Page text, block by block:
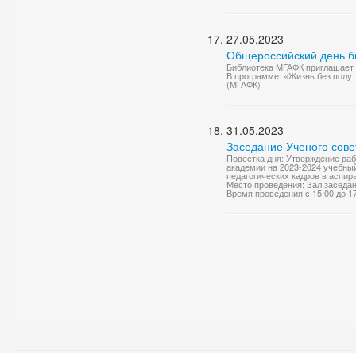
27.05.2023
Общероссийский день
Библиотека МГАФК
В программе: «Жизнь без
(МГАФК)
31.05.2023
Заседание Ученого
Повестка дня: Утверждение
академии на 2023-2024
педагогических кадров в
Место проведения: Зал
Время проведения с 15:00 до